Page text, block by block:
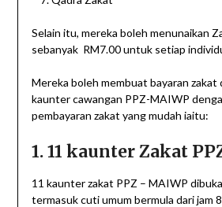
Selain itu, mereka boleh menunaikan
sebanyak RM7.00 untuk setiap
Mereka boleh membuat bayaran zakat
kaunter cawangan PPZ-MAIWP
pembayaran zakat yang mudah iaitu:
1. 11 kaunter Zakat
11 kaunter zakat PPZ – MAIWP
termasuk cuti umum bermula dari jam